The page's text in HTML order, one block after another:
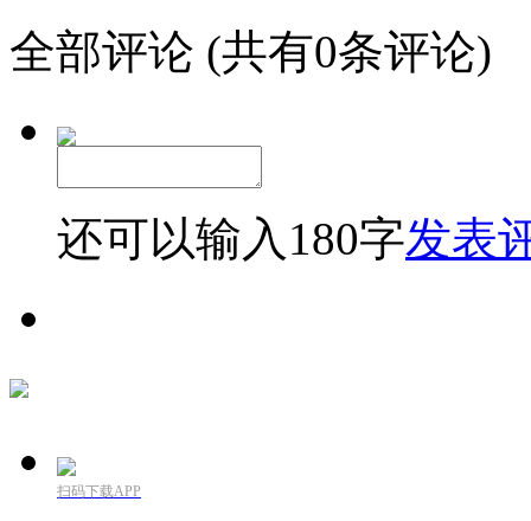
全部评论 (共有0条评论)
还可以输入 180字发表
扫码下载APP